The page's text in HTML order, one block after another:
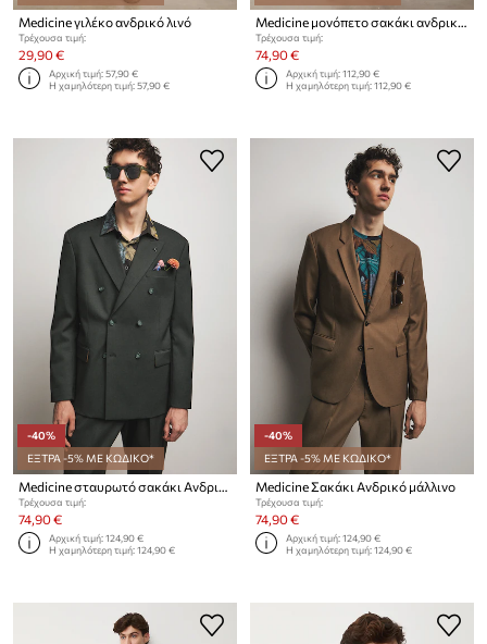
Medicine γιλέκο ανδρικό λινό
Τρέχουσα τιμή:
29,90 €
Αρχική τιμή:57,90 €
Η χαμηλότερη τιμή:57,90 €
Τρέχουσα τιμή:
74,90 €
Αρχική τιμή:112,90 €
Η χαμηλότερη τιμή:112,90 €
-40%
ΕΞΤΡΑ -5% ΜΕ ΚΩΔΙΚΟ*
Medicine σταυρωτό σακάκι Ανδρικό με πρόσμιξη μαλλιού
Τρέχουσα τιμή:
74,90 €
Αρχική τιμή:124,90 €
Η χαμηλότερη τιμή:124,90 €
-40%
ΕΞΤΡΑ -5% ΜΕ ΚΩΔΙΚΟ*
Medicine Σακάκι Ανδρικό μάλλινο
Τρέχουσα τιμή:
74,90 €
Αρχική τιμή:124,90 €
Η χαμηλότερη τιμή:124,90 €